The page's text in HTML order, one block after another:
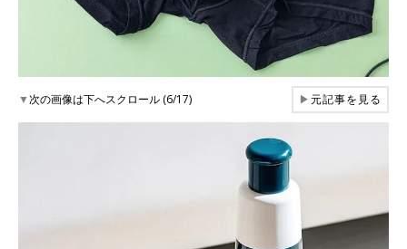
▼次の画像は下へスクロール (6/17) ▶元記事を見る